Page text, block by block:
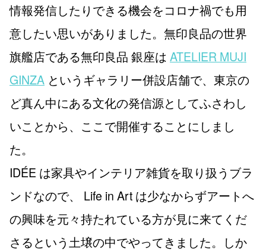
情報発信したりできる機会をコロナ禍でも用
意したい思いがありました。無印良品の世界
旗艦店である無印良品 銀座は ATELIER MUJI
GINZA というギャラリー併設店舗で、東京の
ど真ん中にある文化の発信源としてふさわし
いことから、ここで開催することにしまし
た。
IDÉE は家具やインテリア雑貨を取り扱うブラ
ンドなので、 Life in Art は少なからずアートへ
の興味を元々持たれている方が見に来てくだ
さるという土壌の中でやってきました。しか